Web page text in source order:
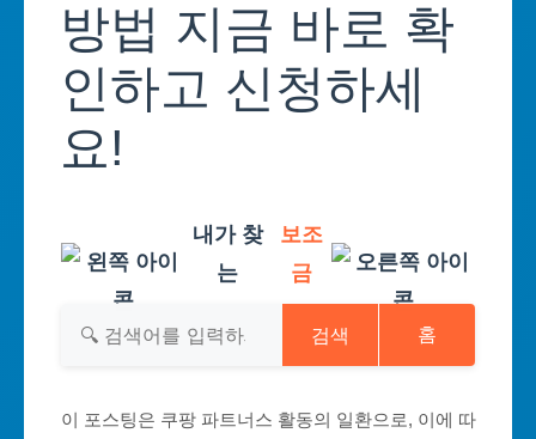
방법 지금 바로 확
인하고 신청하세
요!
내가 찾
는
보조
금
검색 홈
이 포스팅은 쿠팡 파트너스 활동의 일환으로, 이에 따